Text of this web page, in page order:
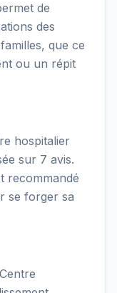
de
des
que ce
ou un répit
hospitalier
sur 7 avis.
recommandé
se forger sa